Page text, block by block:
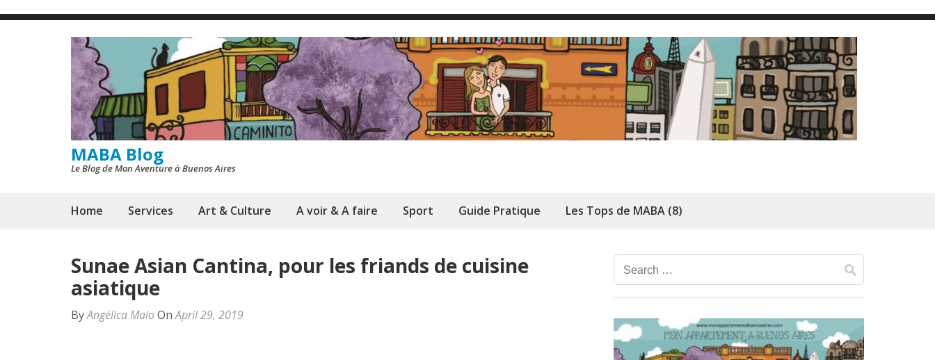
Skip
MABA Blog
Le Blog de Mon Aventure à Buenos Aires
Home Services Art & Culture A voir & A faire Sport Guide Pratique Les Tops de MABA (8)
Sunae Asian Cantina, pour les friands de cuisine
asiatique
ByAngélica Maio OnApril 29, 2019
Search
for: